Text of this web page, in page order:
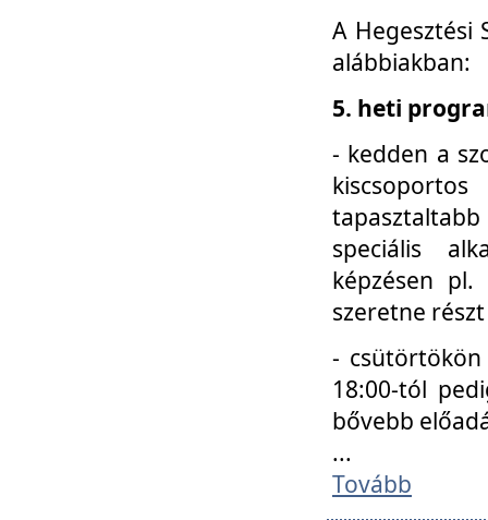
A Hegesztési
alábbiakban:
5. heti
- kedden a
speciális
képzésen
szeretne
- csütörtökön
18:00-tól
bővebb
...
Tovább